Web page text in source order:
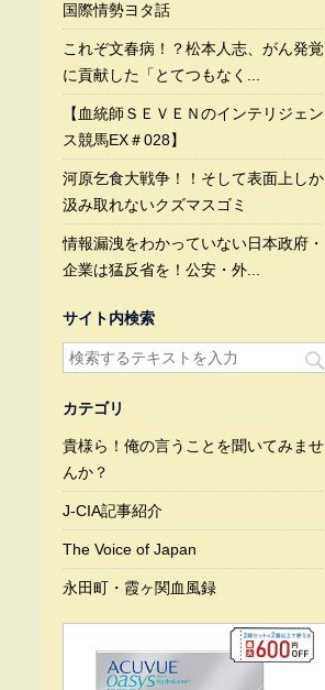
国際情勢ヨタ話
これぞ文春病！？松本人志、がん発覚
に貢献した「とてつもなく...
【血統師ＳＥＶＥＮのインテリジェン
ス競馬EX＃028】
河原乞食大戦争！！そして表面上しか
汲み取れないクズマスゴミ
情報漏洩をわかっていない日本政府・
企業は猛反省を！公安・外...
サイト内検索
カテゴリ
貴様ら！俺の言うことを聞いてみませ
んか？
J-CIA記事紹介
The Voice of Japan
永田町・霞ヶ関血風録